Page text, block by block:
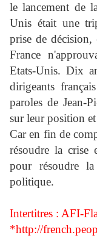
le lancement de
Unis était une
prise de décision,
France
Etats-Unis. Dix
dirigeants
paroles de Jean-
sur leur position
Car en fin de
résoudre la crise
pour résoudre
politique.
Intertitres : AFI-
*http://